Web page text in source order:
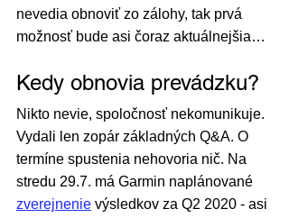
nevedia obnoviť zo zálohy, tak prvá
možnosť bude asi čoraz aktuálnejšia…
Kedy obnovia prevádzku?
Nikto nevie, spoločnosť nekomunikuje.
Vydali len zopár základných Q&A. O
termíne spustenia nehovoria nič. Na
stredu 29.7. má Garmin naplánované
zverejnenie výsledkov za Q2 2020 - asi